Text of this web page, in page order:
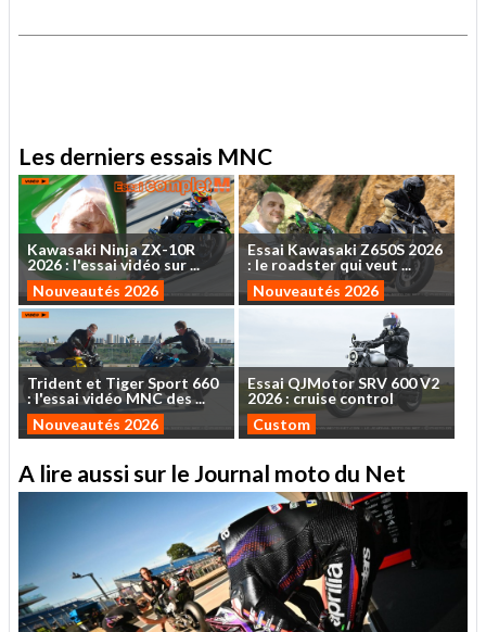
Les derniers essais MNC
Kawasaki NinjaZX-10R
2026: l'essaividéo sur...
Nouveautés 2026
Essai Kawasaki Z650S 2026
: le roadsterquiveut ...
Nouveautés 2026
Trident et TigerSport 660
: l'essaividéo MNCdes...
Nouveautés 2026
EssaiQJMotorSRV 600V2
2026 : cruise control
Custom
A lire aussi sur le Journal moto du Net